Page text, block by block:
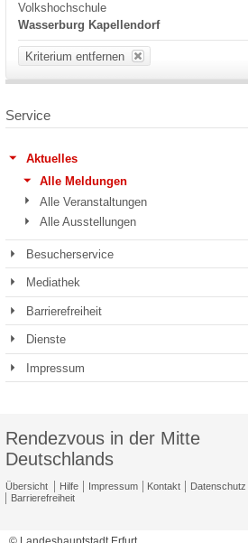
Volkshochschule
Wasserburg Kapellendorf
Kriterium entfernen
Service
Aktuelles
Alle Meldungen
Alle Veranstaltungen
Alle Ausstellungen
Besucherservice
Mediathek
Barrierefreiheit
Dienste
Impressum
Rendezvous in der Mitte
Deutschlands
Übersicht Hilfe Impressum Kontakt Datenschutz
Barrierefreiheit